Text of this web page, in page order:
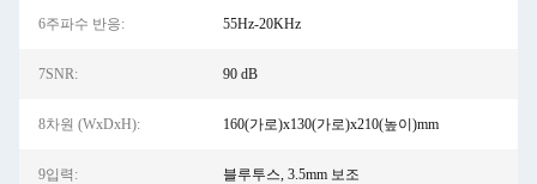
6주파수 반응: 55Hz-20KHz
7SNR: 90 dB
8차원 (WxDxH): 160(가로)x130(가로)x210(높이)mm
9입력: 블루투스, 3.5mm 보조